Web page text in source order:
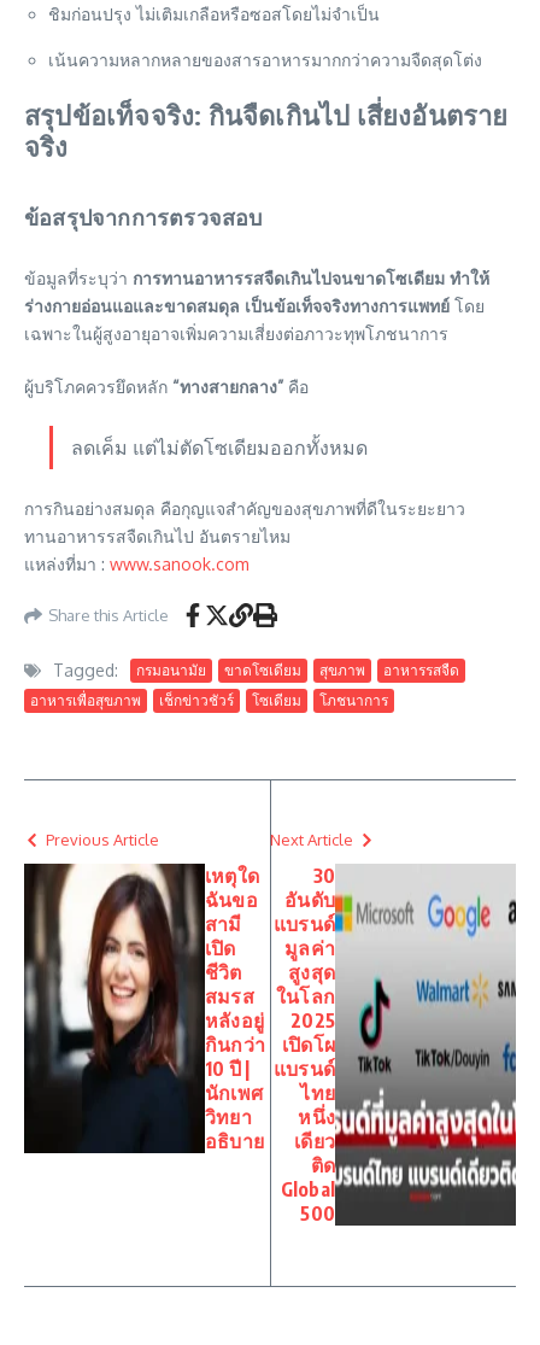
ชิมก่อนปรุง ไม่เติมเกลือหรือซอสโดยไม่จำเป็น
เน้นความหลากหลายของสารอาหารมากกว่าความจืดสุดโต่ง
สรุปข้อเท็จจริง: กินจืดเกินไป เสี่ยงอันตราย
จริง
ข้อสรุปจากการตรวจสอบ
ข้อมูลที่ระบุว่า การทานอาหารรสจืดเกินไปจนขาดโซเดียม ทำให้
ร่างกายอ่อนแอและขาดสมดุล เป็นข้อเท็จจริงทางการแพทย์ โดย
เฉพาะในผู้สูงอายุอาจเพิ่มความเสี่ยงต่อภาวะทุพโภชนาการ
ผู้บริโภคควรยึดหลัก “ทางสายกลาง” คือ
ลดเค็ม แต่ไม่ตัดโซเดียมออกทั้งหมด
การกินอย่างสมดุล คือกุญแจสำคัญของสุขภาพที่ดีในระยะยาว
ทานอาหารรสจืดเกินไป อันตรายไหม
แหล่งที่มา : www.sanook.com
Share this Article
Tagged: กรมอนามัย ขาดโซเดียม สุขภาพ
อาหารรสจืด
อาหารเพื่อสุขภาพ
เช็กข่าวชัวร์ โซเดียม โภชนาการ
Previous Article
เหตุใด
ฉันขอ
สามี
เปิด
ชีวิต
สมรส
หลังอยู่
กินกว่า
10 ปี |
นักเพศ
วิทยา
อธิบาย
Next Article
30
อันดับ
แบรนด์
มูลค่า
สูงสุด
ในโลก
2025
เปิดโผ
แบรนด์
ไทย
หนึ่ง
เดียว
ติด
Global
500